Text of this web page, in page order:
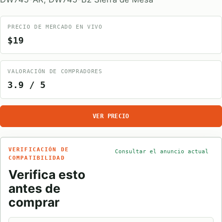
PRECIO DE MERCADO EN VIVO
$19
VALORACIÓN DE COMPRADORES
3.9 / 5
VER PRECIO
VERIFICACIÓN DE
COMPATIBILIDAD
Verifica esto
antes de
comprar
Consultar el anuncio actual